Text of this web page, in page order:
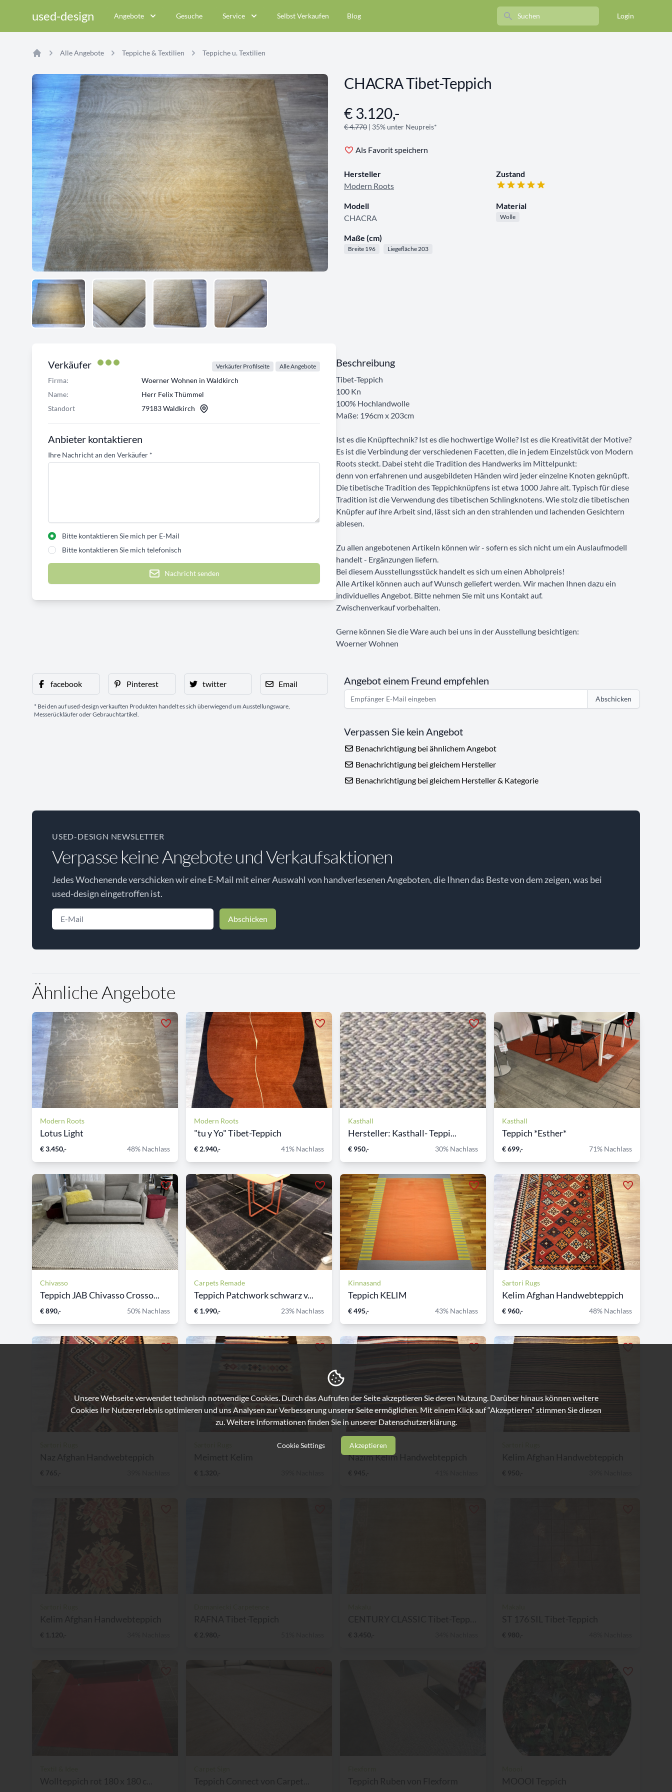
used-design Angebote Gesuche Service Selbst Verkaufen Blog Search Login
Alle Angebote Teppiche & Textilien Teppiche u. Textilien
CHACRA Tibet-Teppich
Angebotsinformationen
€ 3.120,-
€ 4.770 | 35% unter Neupreis*
Als Favorit speichern
Hersteller
Modern Roots
Zustand
Modell
CHACRA
Material
Wolle
Maße (cm)
Breite 196 Liegefläche 203
Verkäufer Verkäufer Profilseite Alle Angebote
Firma:
Woerner Wohnen in Waldkirch
Name:
Herr Felix Thümmel
Standort
79183 Waldkirch
Anbieter kontaktieren
Ihre Nachricht an den Verkäufer *
Bitte kontaktieren Sie mich per E-Mail
Bitte kontaktieren Sie mich telefonisch
Nachricht senden
Beschreibung
Tibet-Teppich
100 Kn
100% Hochlandwolle
Maße: 196cm x 203cm
Ist es die Knüpftechnik? Ist es die hochwertige Wolle? Ist es die Kreativität der Motive?
Es ist die Verbindung der verschiedenen Facetten, die in jedem Einzelstück von Modern
Roots steckt. Dabei steht die Tradition des Handwerks im Mittelpunkt:
denn von erfahrenen und ausgebildeten Händen wird jeder einzelne Knoten geknüpft.
Die tibetische Tradition des Teppichknüpfens ist etwa 1000 Jahre alt. Typisch für diese
Tradition ist die Verwendung des tibetischen Schlingknotens. Wie stolz die tibetischen
Knüpfer auf ihre Arbeit sind, lässt sich an den strahlenden und lachenden Gesichtern
ablesen.
Zu allen angebotenen Artikeln können wir - sofern es sich nicht um ein Auslaufmodell
handelt - Ergänzungen liefern.
Bei diesem Ausstellungsstück handelt es sich um einen Abholpreis!
Alle Artikel können auch auf Wunsch geliefert werden. Wir machen Ihnen dazu ein
individuelles Angebot. Bitte nehmen Sie mit uns Kontakt auf.
Zwischenverkauf vorbehalten.
Gerne können Sie die Ware auch bei uns in der Ausstellung besichtigen:
Woerner Wohnen
facebook Pinterest twitter Email
* Bei den auf used-design verkauften Produkten handelt es sich überwiegend um Ausstellungsware,
Messerückläufer oder Gebrauchtartikel.
Angebot einem Freund empfehlen
Abschicken
Verpassen Sie kein Angebot
Benachrichtigung bei ähnlichem Angebot
Benachrichtigung bei gleichem Hersteller
Benachrichtigung bei gleichem Hersteller & Kategorie
USED-DESIGN NEWSLETTER
Verpasse keine Angebote und Verkaufsaktionen
Jedes Wochenende verschicken wir eine E-Mail mit einer Auswahl von handverlesenen Angeboten, die Ihnen das Beste von dem zeigen, was bei
used-design eingetroffen ist.
Abschicken
Ähnliche Angebote
Modern Roots
Lotus Light
€ 3.450,- 48% Nachlass
Modern Roots
"tu y Yo" Tibet-Teppich
€ 2.940,- 41% Nachlass
Kasthall
Hersteller: Kasthall- Teppi...
€ 950,- 30% Nachlass
Kasthall
Teppich *Esther*
€ 699,- 71% Nachlass
Chivasso
Teppich JAB Chivasso Crosso...
€ 890,- 50% Nachlass
Carpets Remade
Teppich Patchwork schwarz v...
€ 1.990,- 23% Nachlass
Kinnasand
Teppich KELIM
€ 495,- 43% Nachlass
Sartori Rugs
Kelim Afghan Handwebteppich
€ 960,- 48% Nachlass
Naz Afghan Handwebteppich
€ 765,-
Meimett Kelim
€ 1.320,-
Sartori Rugs
Nazim Kelim Handwebteppich
€ 945,-
Kelim Afghan Handwebteppich
€ 950,-
Unsere Webseite verwendet technisch notwendige Cookies. Durch das Aufrufen der Seite akzeptieren Sie deren Nutzung. Darüber hinaus können weitere
Cookies Ihr Nutzererlebnis optimieren und uns Analysen zur Verbesserung unserer Seite ermöglichen. Mit einem Klick auf “Akzeptieren” stimmen Sie diesen
zu. Weitere Informationen finden Sie in unserer Datenschutzerklärung.
Cookie Settings Akzeptieren